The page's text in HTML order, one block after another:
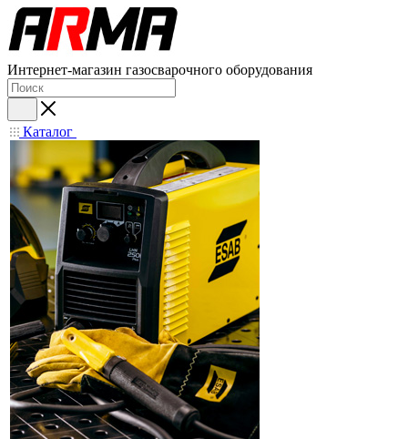
Интернет-магазин газосварочного оборудования
Каталог